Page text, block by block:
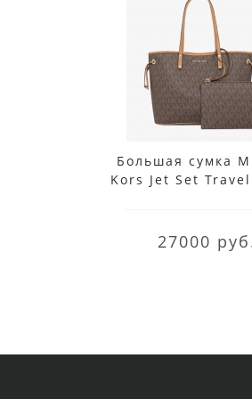
Большая сумка
Kors Jet Set
27000